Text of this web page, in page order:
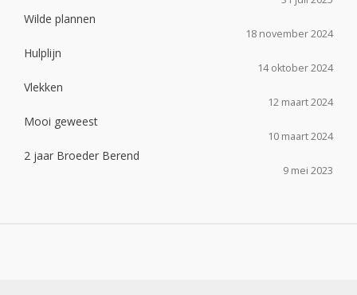
Wilde plannen
18 november 2024
Hulplijn
14 oktober 2024
Vlekken
12 maart 2024
Mooi geweest
10 maart 2024
2 jaar Broeder Berend
9 mei 2023